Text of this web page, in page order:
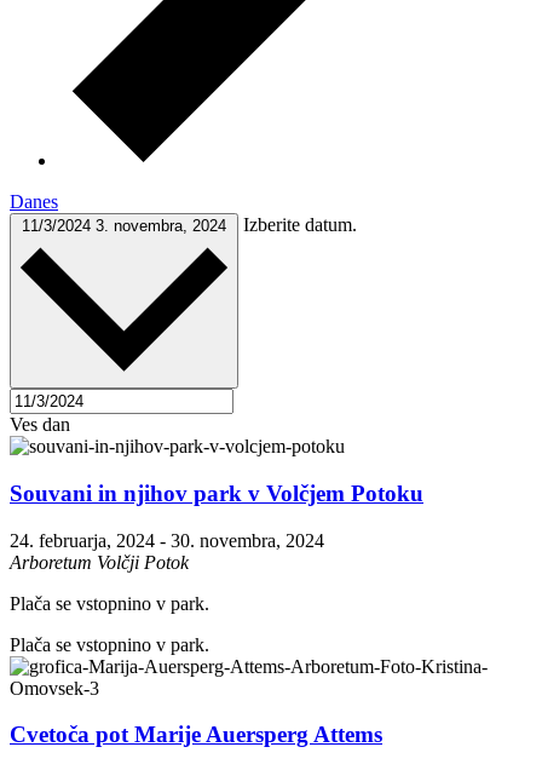
Danes
11/3/2024 3. novembra, 2024 Izberite datum.
Ves dan
Souvani in njihov park v Volčjem Potoku
24. februarja, 2024 - 30. novembra, 2024
Arboretum Volčji Potok
Plača se vstopnino v park.
Plača se vstopnino v park.
Cvetoča pot Marije Auersperg Attems